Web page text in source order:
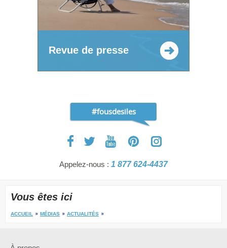
Revue de presse
#fousdesiles
Appelez-nous : 1 877 624-4437
Vous êtes ici
ACCUEIL MÉDIAS ACTUALITÉS